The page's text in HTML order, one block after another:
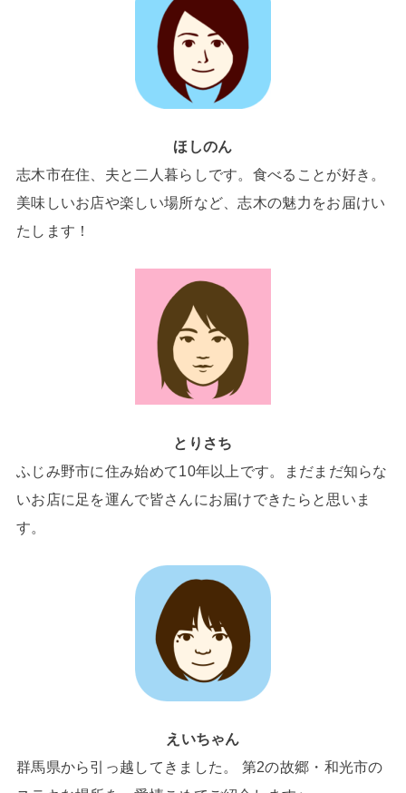
ほしのん
志木市在住、夫と二人暮らしです。食べることが好き。
美味しいお店や楽しい場所など、志木の魅力をお届けい
たします！
とりさち
ふじみ野市に住み始めて10年以上です。まだまだ知らな
いお店に足を運んで皆さんにお届けできたらと思いま
す。
えいちゃん
群馬県から引っ越してきました。 第2の故郷・和光市の